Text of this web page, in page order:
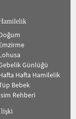
Günlüğü
Hafta Hamilelik
Bebek
Rehberi